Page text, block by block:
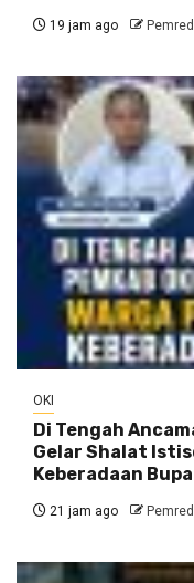
19 jam ago Pemred
OKI
Di Tengah
Gelar Shalat
Keberadaan
21 jam ago Pemred